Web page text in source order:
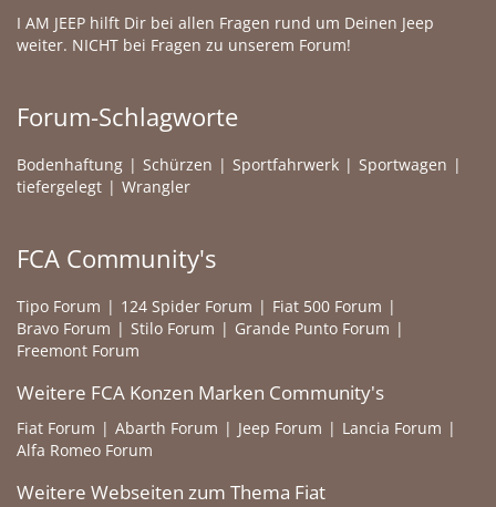
I AM JEEP hilft Dir bei allen Fragen rund um Deinen Jeep
weiter. NICHT bei Fragen zu unserem Forum!
Forum-Schlagworte
Bodenhaftung Schürzen Sportfahrwerk
Sportwagen
tiefergelegt
Wrangler
FCA Community's
Tipo Forum 124 Spider Forum
Fiat 500 Forum
Bravo Forum
Stilo Forum
Grande Punto Forum
Freemont Forum
Weitere FCA Konzen Marken Community's
Fiat Forum Abarth Forum Jeep Forum
Lancia Forum
Alfa Romeo Forum
Weitere Webseiten zum Thema Fiat